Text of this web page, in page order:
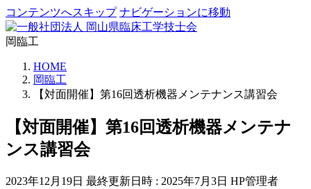
コンテンツへスキップ ナビゲーションに移動
岡臨工
HOME
岡臨工
【対面開催】第16回透析機器メンテナンス講習会
【対面開催】第16回透析機器メンテナ
ンス講習会
2023年12月19日 最終更新日時 : 2025年7月3日 HP管理者